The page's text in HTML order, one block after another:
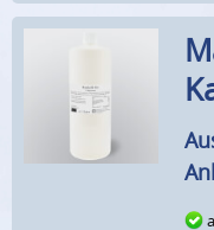
Suche